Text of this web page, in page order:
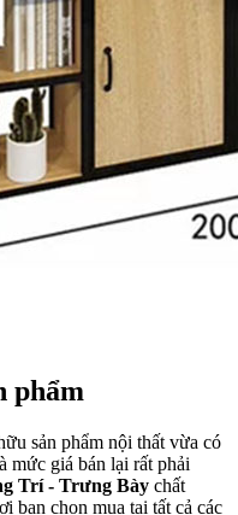
phẩm
sản phẩm nội thất vừa có
mức giá bán lại rất phải
Trí - Trưng Bày chất
bạn chọn mua tại tất cả các